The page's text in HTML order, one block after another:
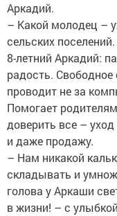
Аркадий.
– Какой молодец –
сельских поселений.
8-летний Аркадий:
радость.
проводит не за
Помогает
доверить все –
и даже продажу.
– Нам никакой
складывать и
голова у Аркаши
в жизни! – с